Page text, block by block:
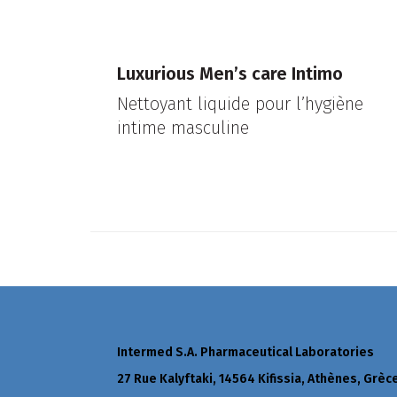
Luxurious Men’s care Intimo
Nettoyant liquide pour l’hygiène
intime masculine
Intermed S.A. Pharmaceutical Laboratories
27 Rue Kalyftaki, 14564 Kifissia, Athènes,